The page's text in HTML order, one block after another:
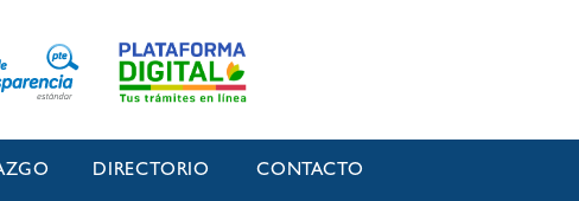
DIRECTORIO CONTACTO